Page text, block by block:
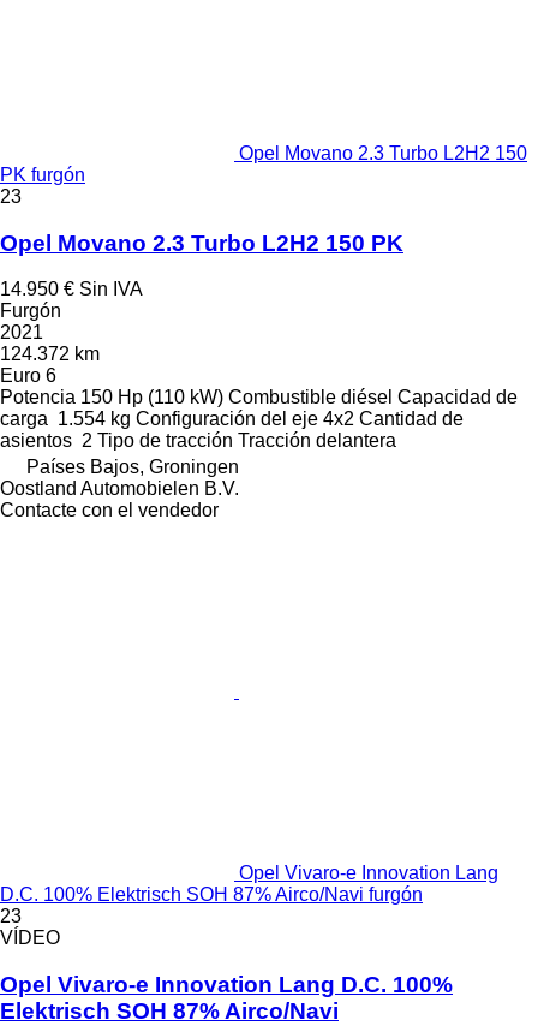
Opel Movano 2.3 Turbo L2H2 150
PK furgón
23
Opel Movano 2.3 Turbo L2H2 150 PK
14.950 € Sin IVA
Furgón
2021
124.372 km
Euro 6
Potencia 150 Hp (110 kW) Combustible diésel Capacidad de
carga 1.554 kg Configuración del eje 4x2 Cantidad de
asientos 2 Tipo de tracción Tracción delantera
Países Bajos, Groningen
Oostland Automobielen B.V.
Contacte con el vendedor
Opel Vivaro-e Innovation Lang
D.C. 100% Elektrisch SOH 87% Airco/Navi furgón
23
VÍDEO
Opel Vivaro-e Innovation Lang D.C. 100%
Elektrisch SOH 87% Airco/Navi